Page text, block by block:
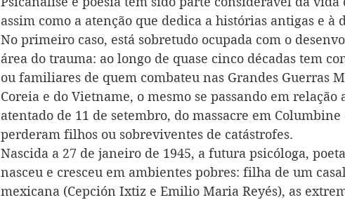
assim como a atenção que dedica a histórias antigas e à
No primeiro caso, está sobretudo ocupada com o
área do trauma: ao longo de quase cinco décadas tem
ou familiares de quem combateu nas Grandes Guerras
Coreia e do Vietname, o mesmo se passando em
atentado de 11 de setembro, do massacre em
perderam filhos ou sobreviventes de catástrofes.
Nascida a 27 de janeiro de 1945, a futura psicóloga,
nasceu e cresceu em ambientes pobres: filha de um
mexicana (Cepción Ixtiz e Emilio Maria Reyés), as